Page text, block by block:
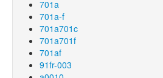
701a
701a-f
701a701c
701a701f
701af
91fr-003